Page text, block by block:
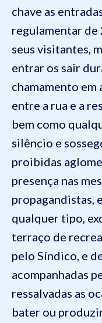
chave as
regulamentar de
seus visitantes,
entrar os sair
chamamento em
entre a rua e a
bem como
silêncio e
proibidas
presença nas
propagandistas,
qualquer tipo,
terraço de
pelo Síndico, e
acompanhadas
ressalvadas as
bater ou